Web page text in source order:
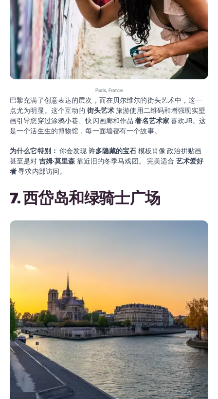
Paris, France
巴黎充满了创意表达的层次，而在贝尔维尔的街头艺术中，这一
点尤为明显。这个互动的 街头艺术旅游使用二维码和增强现实壁
画引导您穿过涂鸦小巷、快闪画廊和作品著名艺术家喜欢JR。这
是一个活生生的博物馆，每一面墙都有一个故事。
为什么它特别： 你会发现 许多隐藏的宝石 模板肖像 政治拼贴画
甚至是对 吉姆·莫里森 靠近旧的冬季马戏团。 完美适合 艺术爱好
者寻求内部访问。
7. 西岱岛和绿骑士广场